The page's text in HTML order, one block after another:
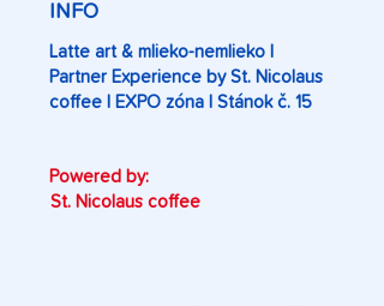
INFO
Latte art & mlieko-nemlieko |
Partner Experience by St. Nicolaus
coffee | EXPO zóna | Stánok č. 15
Powered by:
St. Nicolaus coffee